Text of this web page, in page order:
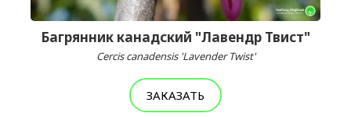
Багрянник канадский "Лавендр Твист"
Cercis canadensis 'Lavender Twist'
ЗАКАЗАТЬ